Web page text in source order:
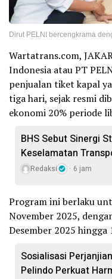
Dirut PELNI bercengkrama
Wartatrans.com,
Indonesia atau PT
penjualan tiket kapal
tiga hari, sejak resmi
ekonomi 20% periode
BHS Sebut Sinergi
Keselamatan
Redaksi 6 jam
Program ini berlaku
November 2025,
Desember 2025 hingga
Sosialisasi
Pelindo Perkuat